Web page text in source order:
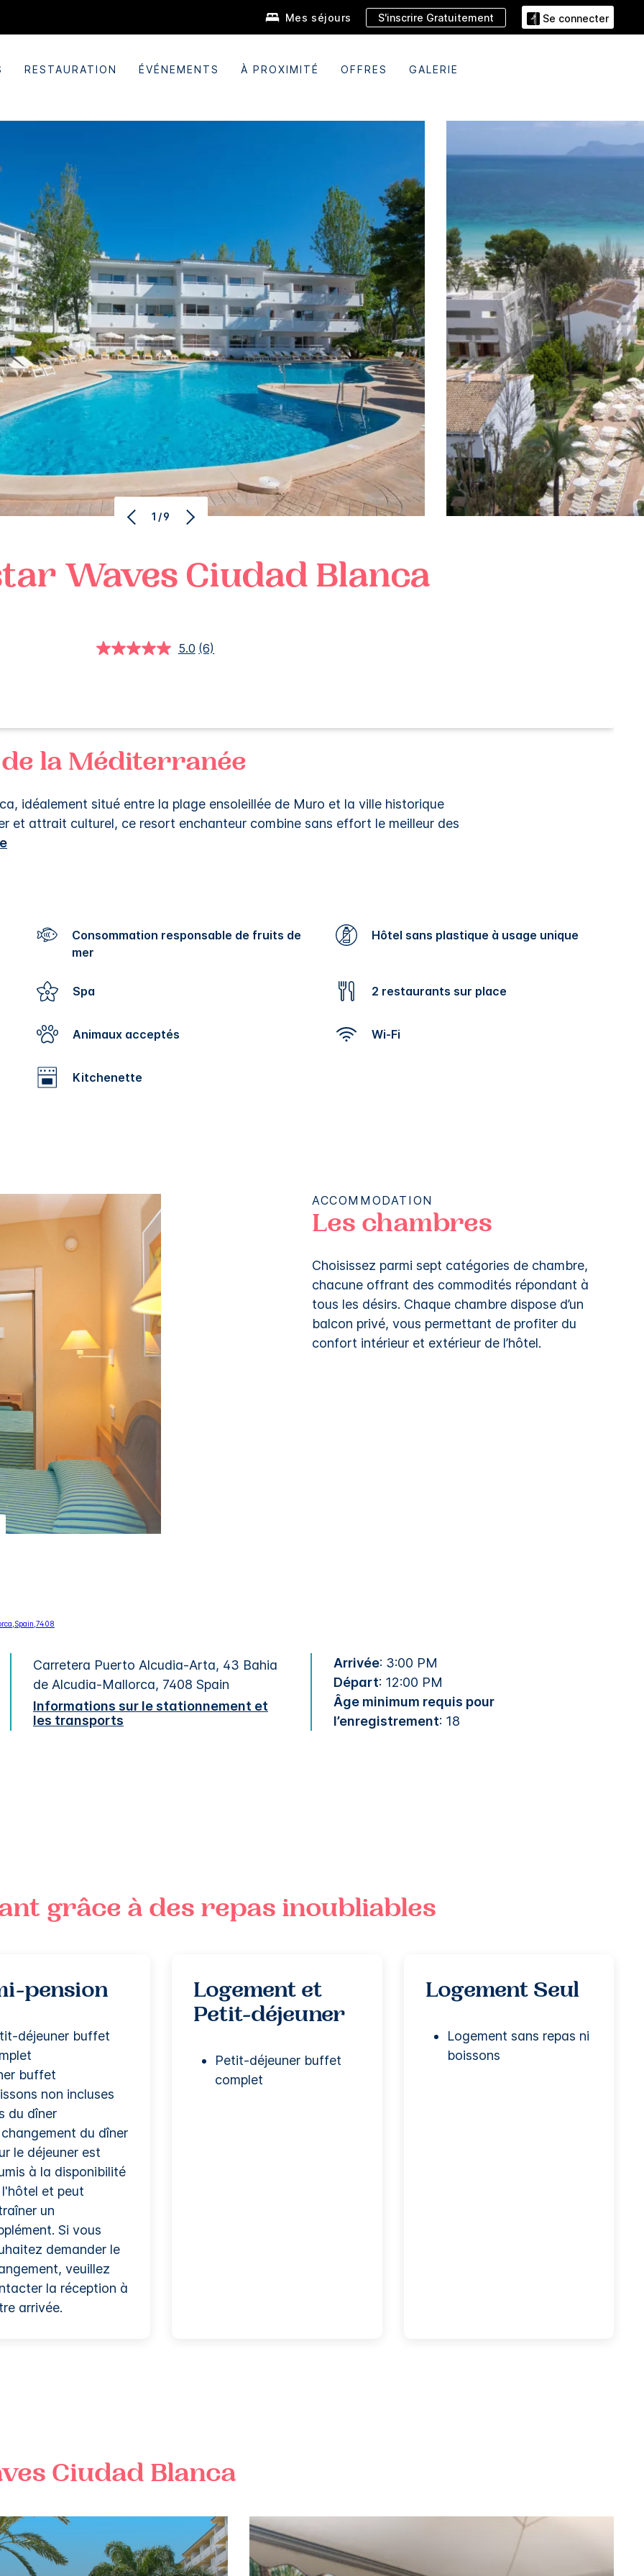
Mes séjours S'inscrire Gratuitement Se connecter
RESTAURATION ÉVÉNEMENTS À PROXIMITÉ OFFRES GALERIE
1/9
Waves Ciudad Blanca
5.0 Lire
page.
(6)
la Méditerranée
idéalement situé entre la plage ensoleillée de Muro et la ville historique
et attrait culturel, ce resort enchanteur combine sans effort le meilleur des
Consommation responsable de fruits de
mer
Hôtel sans plastique à usage unique
Spa 2 restaurants sur place
Animaux acceptés Wi-Fi
Kitchenette
ACCOMMODATION
Les chambres
Choisissez parmi sept catégories de chambre,
chacune offrant des commodités répondant à
tous les désirs. Chaque chambre dispose d’un
balcon privé, vous permettant de profiter du
confort intérieur et extérieur de l’hôtel.
Carretera Puerto Alcudia-Arta, 43 Bahia
de Alcudia-Mallorca, 7408 Spain
Informations sur le stationnement et
les transports
Arrivée: 3:00 PM
Départ: 12:00 PM
Âge minimum requis pour
l’enregistrement: 18
grâce à des repas inoubliables
pension
déjeuner buffet
buffet
non incluses
du dîner
du dîner
le déjeuner est
à la disponibilité
et peut
un
Si vous
demander le
veuillez
la réception à
arrivée.
Logement et
Petit-déjeuner
Petit-déjeuner buffet
complet
Logement Seul
Logement sans repas ni
boissons
Ciudad Blanca